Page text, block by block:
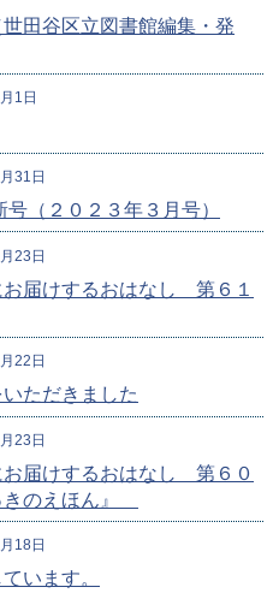
田谷区立図書館編集・発
1日
31日
（２０２３年３月号）
23日
お届けするおはなし 第６１
22日
ただきました
23日
お届けするおはなし 第６０
きのえほん』
18日
います。